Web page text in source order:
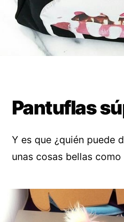
Pantuflas
Y es que ¿quién puede
unas cosas bellas como